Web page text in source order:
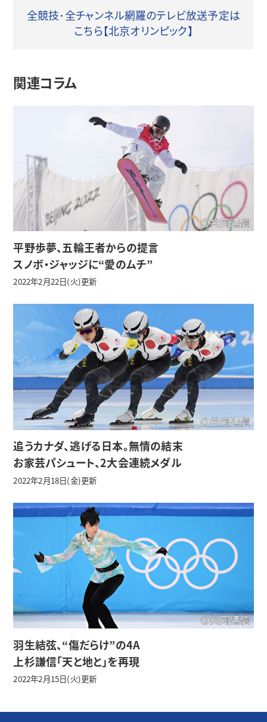
全競技･全チャンネル網羅のテレビ放送予定は
こちら【北京オリンピック】
関連コラム
平野歩夢、五輪王者からの提言
スノボ・ジャッジに“愛のムチ”
2022年2月22日(火)更新
追うカナダ、逃げる日本。無情の結末
お家芸パシュート、2大会連続メダル
2022年2月18日(金)更新
羽生結弦、“傷だらけ”の4A
上杉謙信「天と地と」を再現
2022年2月15日(火)更新